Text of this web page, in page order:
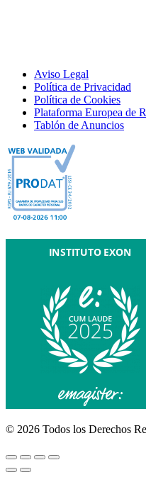
Aviso Legal
Política de Privacidad
Política de Cookies
Plataforma Europea de
Tablón de Anuncios
© 2026 Todos los Derechos